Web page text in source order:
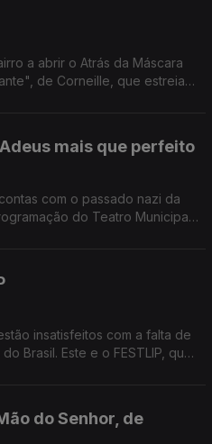
a abrir o Atrás da Máscara
de Corneille, que estreia
mais que perfeito
com o passado nazi da
do Teatro Municipal
insatisfeitos com a falta de
Brasil. Este e o FESTLIP, que
do Senhor, de